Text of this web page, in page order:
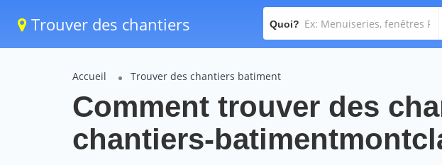
Trouver des chantiers Quoi?
Accueil Trouver des chantiers batiment
Comment trouver des
chantiers-